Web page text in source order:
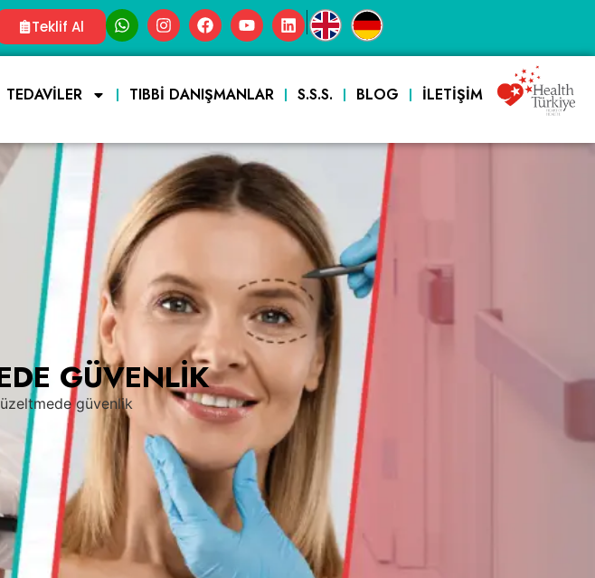
Teklif Al |
TEDAVILER TIBBI DANIŞMANLAR S.S.S. BLOG İLETIŞIM
GÜVENLIK
güvenlik